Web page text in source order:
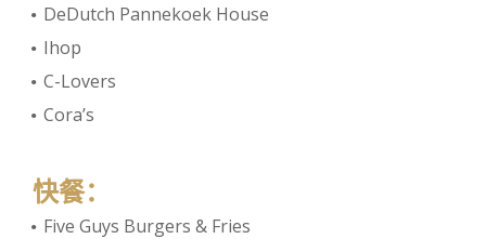
DeDutch Pannekoek House
Ihop
C-Lovers
Cora’s
快餐：
Five Guys Burgers & Fries